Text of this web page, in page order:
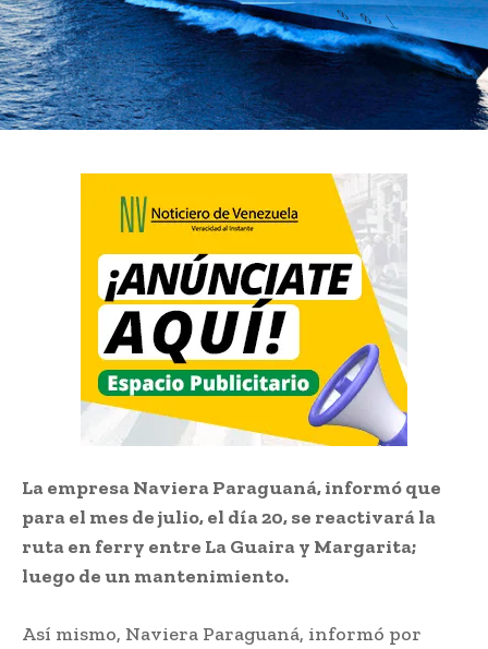
La empresa Naviera Paraguaná, informó que
para el mes de julio, el día 20, se reactivará la
ruta en ferry entre La Guaira y Margarita;
luego de un mantenimiento.
Así mismo, Naviera Paraguaná, informó por